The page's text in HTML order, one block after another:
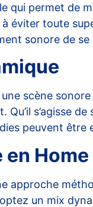
qui permet de
éviter toute
sonore de
scène
Qu’il s’agisse
peuvent
approche
un mix